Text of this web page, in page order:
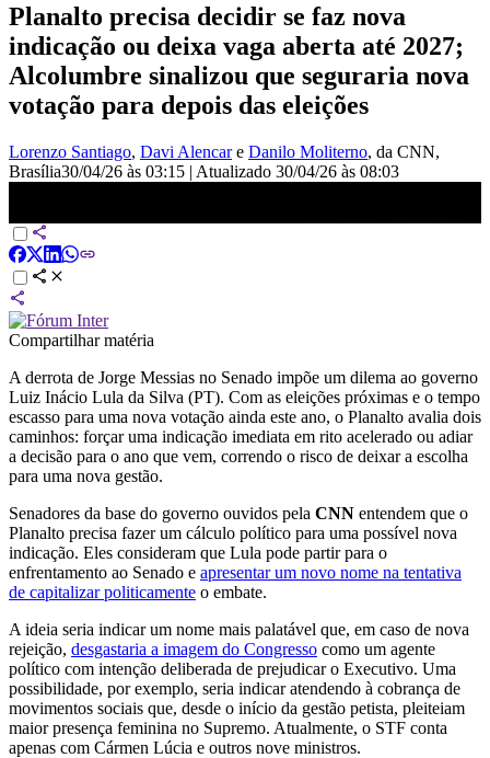
Planalto precisa decidir se faz nova
indicação ou deixa vaga aberta até 2027;
Alcolumbre sinalizou que seguraria nova
votação para depois das eleições
Lorenzo Santiago, Davi Alencare Danilo Moliterno, da CNN,
Brasília30/04/26 às 03:15 | Atualizado 30/04/26 às 08:03
Compartilhar matéria
A derrota de Jorge Messias no Senado impõe um dilema ao governo
Luiz Inácio Lula da Silva (PT). Com as eleições próximas e o tempo
escasso para uma nova votação ainda este ano, o Planalto avalia dois
caminhos: forçar uma indicação imediata em rito acelerado ou adiar
a decisão para o ano que vem, correndo o risco de deixar a escolha
para uma nova gestão.
Senadores da base do governo ouvidos pela CNN entendem que o
Planalto precisa fazer um cálculo político para uma possível nova
indicação. Eles consideram que Lula pode partir para o
enfrentamento ao Senado e apresentar um novo nome na tentativa
de capitalizar politicamente o embate.
A ideia seria indicar um nome mais palatável que, em caso de nova
rejeição, desgastaria a imagem do Congresso como um agente
político com intenção deliberada de prejudicar o Executivo. Uma
possibilidade, por exemplo, seria indicar atendendo à cobrança de
movimentos sociais que, desde o início da gestão petista, pleiteiam
maior presença feminina no Supremo. Atualmente, o STF conta
apenas com Cármen Lúcia e outros nove ministros.